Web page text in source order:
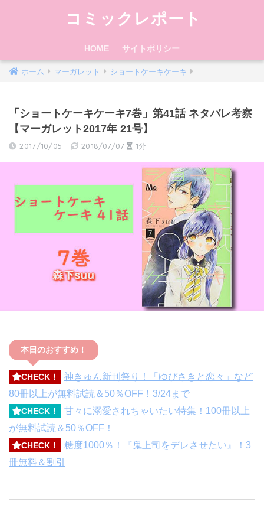
コミックレポート
HOME サイトポリシー
ホーム マーガレット ショートケーキケーキ
「ショートケーキケーキ7巻」第41話 ネタバレ考察
【マーガレット2017年 21号】
2017/10/05 2018/07/07 1分
本日のおすすめ！
CHECK！
神きゅん新刊祭り！「ゆびさきと恋々」など
80冊以上が無料試読＆50％OFF！3/24まで
CHECK！
甘々に溺愛されちゃいたい特集！100冊以上
が無料試読＆50％OFF！
CHECK！
糖度1000％！『鬼上司をデレさせたい』！3
冊無料＆割引